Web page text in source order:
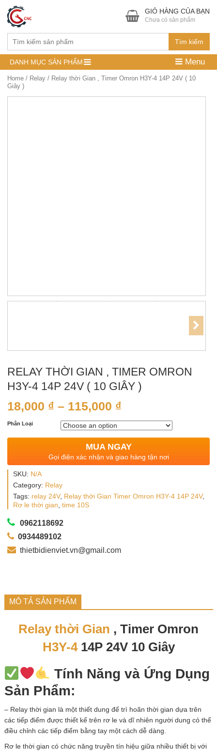
Tìm kiếm
GIỎ HÀNG CỦA BẠN
Chưa có sản phẩm
DANH MỤC SẢN PHẨM Menu
Home / Relay / Relay thời Gian , Timer Omron H3Y-4 14P 24V ( 10
Giây )
RELAY THỜI GIAN , TIMER OMRON
H3Y-4 14P 24V ( 10 GIÂY )
18,000 ₫ – 115,000 ₫
Phân Loại
MUA NGAY
Gọi điện xác nhận và giao hàng tận nơi
SKU: N/A
Category: Relay
Tags: relay 24V, Relay thời Gian Timer Omron H3Y-4 14P 24V,
Rơ le thời gian time 10S
0962118692
0934489102
thietbidienviet.vn@gmail.com
MÔ TẢ SẢN PHẨM
Relay thời Gian , Timer Omron
H3Y-414P 24V10 Giây
Tính Năng và Ứng Dụng
Sản Phẩm:
– Relay thời gian là một thiết dung để trì hoãn thời gian dựa trên
các tiếp điểm được thiết kế trên rơ le và dĩ nhiên người dung có thể
điều chỉnh các tiếp điểm bằng tay một cách dễ dàng.
Rơ le thời gian có chức năng truyền tín hiệu giữa nhiều thiết bị với